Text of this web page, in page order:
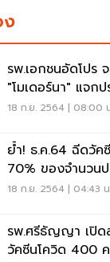
ง
รพ.เอกชนอัดโปร
"โมเดอร์นา" แจก
18 ก.ย. 2564 | 08:00
ย้ำ! ธ.ค.64 ฉีดวัค
70% ของจำนวนป
18 ก.ย. 2564 | 04:43
รพ.ศรีธัญญา เปิด
วัคซีนโควิด